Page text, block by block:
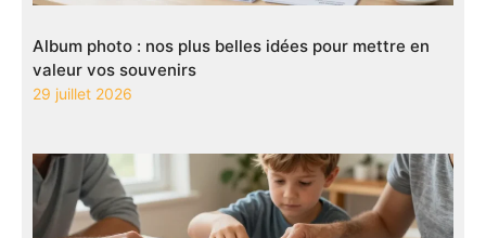
Album photo : nos plus belles idées pour mettre en
valeur vos souvenirs
29 juillet 2026